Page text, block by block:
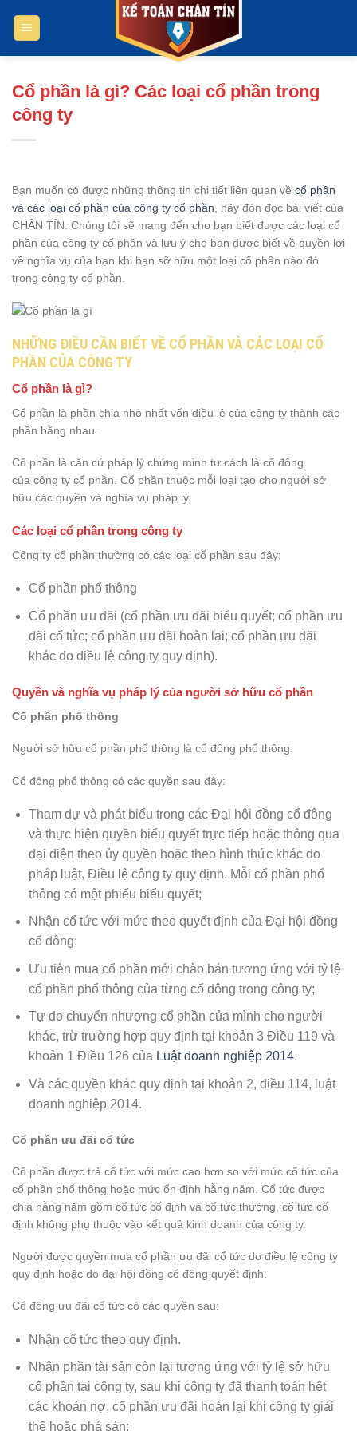
Cổ phần là gì? Các loại cổ phần trong
công ty
Bạn muốn có được những thông tin chi tiết liên quan về cổ phần
và các loại cổ phần của công ty cổ phần , hãy đón đọc bài viết của
CHÂN TÍN. Chúng tôi sẽ mang đến cho bạn biết được các loại cổ
phần của công ty cổ phần và lưu ý cho bạn được biết về quyền lợi
về nghĩa vụ của bạn khi bạn sỡ hữu một loại cổ phần nào đó
trong công ty cổ phần.
NHỮNG ĐIỀU CẦN BIẾT VỀ CỔ PHẦN VÀ CÁC LOẠI CỔ
PHẦN CỦA CÔNG TY
Cổ phần là gì?
Cổ phần là phần chia nhỏ nhất vốn điều lệ của công ty thành các
phần bằng nhau.
Cổ phần là căn cứ pháp lý chứng minh tư cách là cổ đông
của công ty cổ phần. Cổ phần thuộc mỗi loại tạo cho người sở
hữu các quyền và nghĩa vụ pháp lý.
Các loại cổ phần trong công ty
Công ty cổ phần thường có các loại cổ phần sau đây:
Cổ phần phổ thông
Cổ phần ưu đãi (cổ phần ưu đãi biểu quyết; cổ phần ưu
đãi cổ tức; cổ phần ưu đãi hoàn lại; cổ phần ưu đãi
khác do điều lệ công ty quy định).
Quyền và nghĩa vụ pháp lý của người sở hữu cổ phần
Cổ phần phổ thông
Người sở hữu cổ phần phổ thông là cổ đông phổ thông.
Cổ đông phổ thông có các quyền sau đây:
Tham dự và phát biểu trong các Đại hội đồng cổ đông
và thực hiện quyền biểu quyết trực tiếp hoặc thông qua
đại diện theo ủy quyền hoặc theo hình thức khác do
pháp luật, Điều lệ công ty quy định. Mỗi cổ phần phổ
thông có một phiếu biểu quyết;
Nhận cổ tức với mức theo quyết định của Đại hội đồng
cổ đông;
Ưu tiên mua cổ phần mới chào bán tương ứng với tỷ lệ
cổ phần phổ thông của từng cổ đông trong công ty;
Tự do chuyển nhượng cổ phần của mình cho người
khác, trừ trường hợp quy định tại khoản 3 Điều 119 và
khoản 1 Điều 126 của Luật doanh nghiệp 2014.
Và các quyền khác quy định tại khoản 2, điều 114, luật
doanh nghiệp 2014.
Cổ phần ưu đãi cổ tức
Cổ phần được trả cổ tức với mức cao hơn so với mức cổ tức của
cổ phần phổ thông hoặc mức ổn định hằng năm. Cổ tức được
chia hằng năm gồm cổ tức cố định và cổ tức thưởng, cổ tức cố
định không phụ thuộc vào kết quả kinh doanh của công ty.
Người được quyền mua cổ phần ưu đãi cổ tức do điều lệ công ty
quy định hoặc do đại hội đồng cổ đông quyết định.
Cổ đông ưu đãi cổ tức có các quyền sau:
Nhận cổ tức theo quy định.
Nhận phần tài sản còn lại tương ứng với tỷ lệ sở hữu
cổ phần tại công ty, sau khi công ty đã thanh toán hết
các khoản nợ, cổ phần ưu đãi hoàn lại khi công ty giải
thể hoặc phá sản;